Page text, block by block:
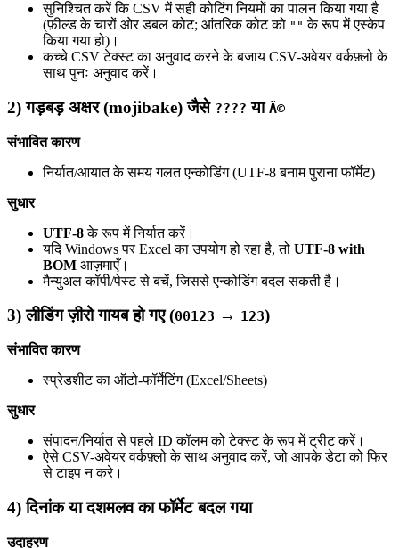
सुनिश्चित करें कि CSV में सही कोटिंग नियमों का पालन किया गया है
(फ़ील्ड के चारों ओर डबल कोट; आंतरिक कोट को "" के रूप में एस्केप
किया गया हो)।
कच्चे CSV टेक्स्ट का अनुवाद करने के बजाय CSV-अवेयर वर्कफ़्लो के
साथ पुनः अनुवाद करें।
2) गड़बड़ अक्षर (mojibake) जैसे ???? याÃ©
संभावित कारण
निर्यात/आयात के समय गलत एन्कोडिंग (UTF‑8 बनाम पुराना फॉर्मेट)
सुधार
UTF‑8के रूप में निर्यात करें।
यदि Windows पर Excel का उपयोग हो रहा है, तो UTF‑8 with
BOM आज़माएँ।
मैन्युअल कॉपी/पेस्ट से बचें, जिससे एन्कोडिंग बदल सकती है।
3) लीडिंग ज़ीरो गायब हो गए (00123 → 123)
संभावित कारण
स्प्रेडशीट का ऑटो-फॉर्मेटिंग (Excel/Sheets)
सुधार
संपादन/निर्यात से पहले ID कॉलम को टेक्स्ट के रूप में ट्रीट करें।
ऐसे CSV-अवेयर वर्कफ़्लो के साथ अनुवाद करें, जो आपके डेटा को फिर
से टाइप न करे।
4) दिनांक या दशमलव का फॉर्मेट बदल गया
उदाहरण